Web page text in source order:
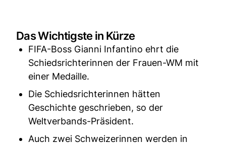
Das Wichtigste in Kürze
FIFA-Boss Gianni Infantino ehrt die
Schiedsrichterinnen der Frauen-WM mit
einer Medaille.
Die Schiedsrichterinnen hätten
Geschichte geschrieben, so der
Weltverbands-Präsident.
Auch zwei Schweizerinnen werden in